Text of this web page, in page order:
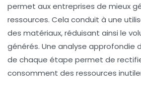
permet aux entreprises de mieux
ressources. Cela conduit à une
des matériaux, réduisant ainsi le
générés. Une analyse approfondie
de chaque étape permet de
consomment des ressources